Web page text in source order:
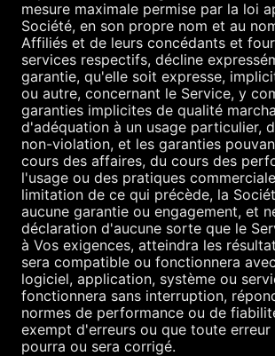
mesure maximale permise par la loi
Société, en son propre nom et au
Affiliés et de leurs concédants et
services respectifs, décline
garantie, qu'elle soit expresse,
ou autre, concernant le Service, y
garanties implicites de qualité
d'adéquation à un usage particulier,
non-violation, et les garanties
cours des affaires, du cours des
l'usage ou des pratiques
limitation de ce qui précède, la
aucune garantie ou engagement, et
déclaration d'aucune sorte que le
à Vos exigences, atteindra les
sera compatible ou fonctionnera
logiciel, application, système ou
fonctionnera sans interruption,
normes de performance ou de
exempt d'erreurs ou que toute
pourra ou sera corrigé.